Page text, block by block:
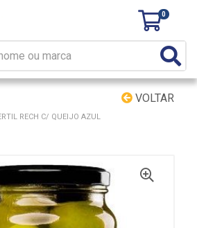
0
VOLTAR
RECH C/ QUEIJO AZUL